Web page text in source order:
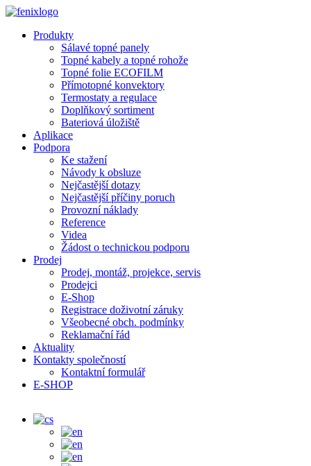
Přejít k hlavnímu obsahu
Produkty
Sálavé topné panely
Topné kabely a topné rohože
Topné folie ECOFILM
Přímotopné konvektory
Termostaty a regulace
Doplňkový sortiment
Bateriová úložiště
Aplikace
Podpora
Ke stažení
Návody k obsluze
Nejčastější dotazy
Nejčastější příčiny poruch
Provozní náklady
Reference
Videa
Žádost o technickou podporu
Prodej
Prodej, montáž, projekce, servis
Prodejci
E-Shop
Registrace doživotní záruky
Všeobecné obch. podmínky
Reklamační řád
Aktuality
Kontakty společností
Kontaktní formulář
E-SHOP